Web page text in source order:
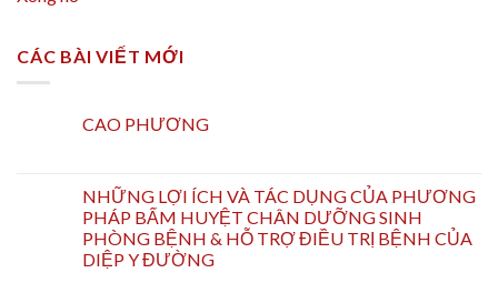
CÁC BÀI VIẾT MỚI
CAO PHƯƠNG
NHỮNG LỢI ÍCH VÀ TÁC DỤNG CỦA PHƯƠNG
PHÁP BẤM HUYỆT CHÂN DƯỠNG SINH
PHÒNG BỆNH & HỖ TRỢ ĐIỀU TRỊ BỆNH CỦA
DIỆP Y ĐƯỜNG